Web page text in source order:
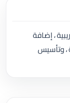
، إضافة
، وتأسيس